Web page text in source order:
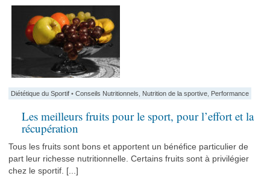
Diététique du Sportif •Conseils Nutritionnels Nutrition de la sportive Performance
Les meilleurs fruits pour le sport, pour l’effort et la
récupération
Tous les fruits sont bons et apportent un bénéfice particulier de
part leur richesse nutritionnelle. Certains fruits sont à privilégier
chez le sportif. [...]